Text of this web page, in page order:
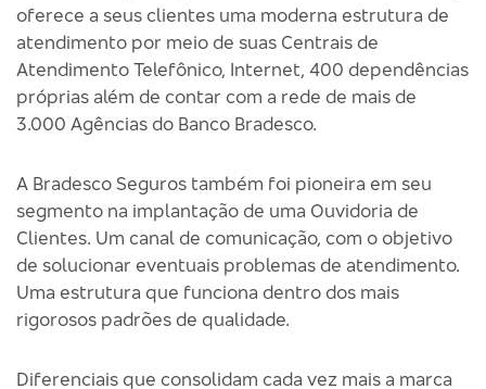
oferece a seus clientes uma moderna estrutura de
atendimento por meio de suas Centrais de
Atendimento Telefônico, Internet, 400 dependências
próprias além de contar com a rede de mais de
3.000 Agências do Banco Bradesco.
A Bradesco Seguros também foi pioneira em seu
segmento na implantação de uma Ouvidoria de
Clientes. Um canal de comunicação, com o objetivo
de solucionar eventuais problemas de atendimento.
Uma estrutura que funciona dentro dos mais
rigorosos padrões de qualidade.
Diferenciais que consolidam cada vez mais a marca